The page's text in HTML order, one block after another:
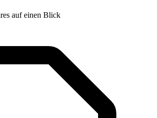
auf einen Blick